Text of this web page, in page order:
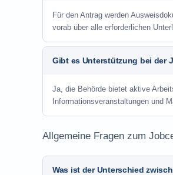
Für den Antrag werden
vorab über alle erforderlichen
Gibt es Unterstützung bei der
Ja, die Behörde bietet aktive
Informationsveranstaltungen und
Allgemeine Fragen zum
Was ist der Unterschied